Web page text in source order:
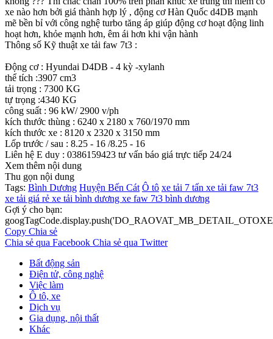
xe nào hơn bởi giá thành hợp lý , động cơ Hàn Quốc d4DB mạnh
mẽ bền bỉ với công nghệ turbo tăng áp giúp động cơ hoạt động linh
hoạt hơn, khỏe mạnh hơn, êm ái hơn khi vận hành
Thông số Kỹ thuật xe tải faw 7t3 :
Động cơ : Hyundai D4DB - 4 kỳ -xylanh
thể tích :3907 cm3
tải trọng : 7300 KG
tự trọng :4340 KG
công suất : 96 kW/ 2900 v/ph
kích thước thùng : 6240 x 2180 x 760/1970 mm
kích thước xe : 8120 x 2320 x 3150 mm
Lốp trước / sau : 8.25 - 16 /8.25 - 16
Liên hệ E duy : 0386159423 tư vấn báo giá trực tiếp 24/24
Xem thêm nội dung
Thu gọn nội dung
Tags: Bình Dương Huyện Bến Cát Ô tô xe tải 7 tấn xe tải faw 7t3
xe tải giá rẻ xe tải bình dương xe faw 7t3 bình dương
Gợi ý cho bạn:
Copy Chia sẻ
Chia sẻ qua Facebook Chia sẻ qua Twitter
Bất động sản
Điện tử, công nghệ
Việc làm
Ô tô, xe
Dịch vụ
Gia dụng, nội thất
Khác